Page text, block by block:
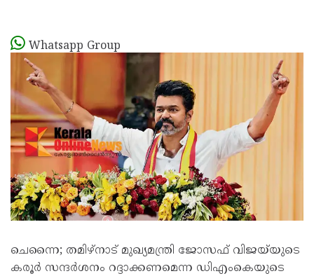
Whatsapp Group
ചെന്നൈ; തമിഴ്‌നാട് മുഖ്യമന്ത്രി ജോസഫ് വിജയ്‌യുടെ
കരൂര്‍ സന്ദര്‍ശനം റദ്ദാക്കണമെന്ന ഡിഎംകെയുടെ